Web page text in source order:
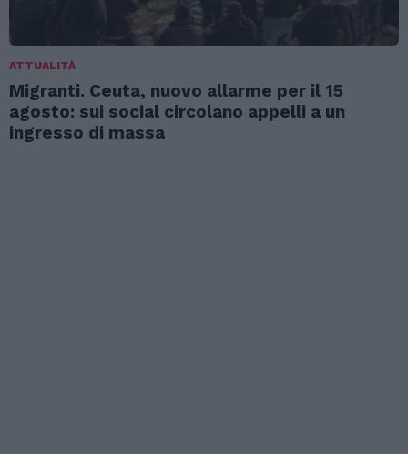
ATTUALITÀ
Migranti. Ceuta, nuovo allarme per il 15
agosto: sui social circolano appelli a un
ingresso di massa